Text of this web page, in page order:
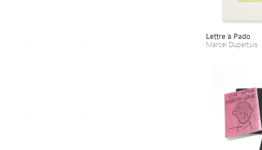
Lettre à Pado
Marcel Dupertuis